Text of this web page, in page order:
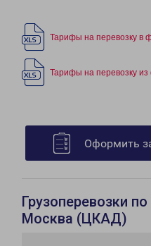
Тарифы на перевозку в
Тарифы на перевозку
Оформить
Грузоперевозки
Москва (ЦКАД)